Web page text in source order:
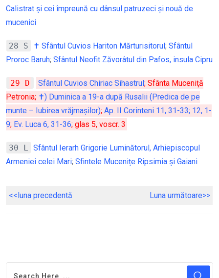
Calistrat și cei împreună cu dânsul patruzeci și nouă de
mucenici
28 S ✝ Sfântul Cuvios Hariton Mărturisitorul; Sfântul
Proroc Baruh; Sfântul Neofit Zăvorâtul din Pafos, insula Cipru
29 D Sfântul Cuvios Chiriac Sihastrul; Sfânta Muceniţă
Petronia; ✝) Duminica a 19-a după Rusalii (Predica de pe
munte – Iubirea vrăjmașilor); Ap. II Corinteni 11, 31-33; 12, 1-
9; Ev. Luca 6, 31-36; glas 5, voscr. 3
30 L Sfântul Ierarh Grigorie Luminătorul, Arhiepiscopul
Armeniei celei Mari; Sfintele Mucenițe Ripsimia și Gaiani
<<luna precedentă Luna următoare>>